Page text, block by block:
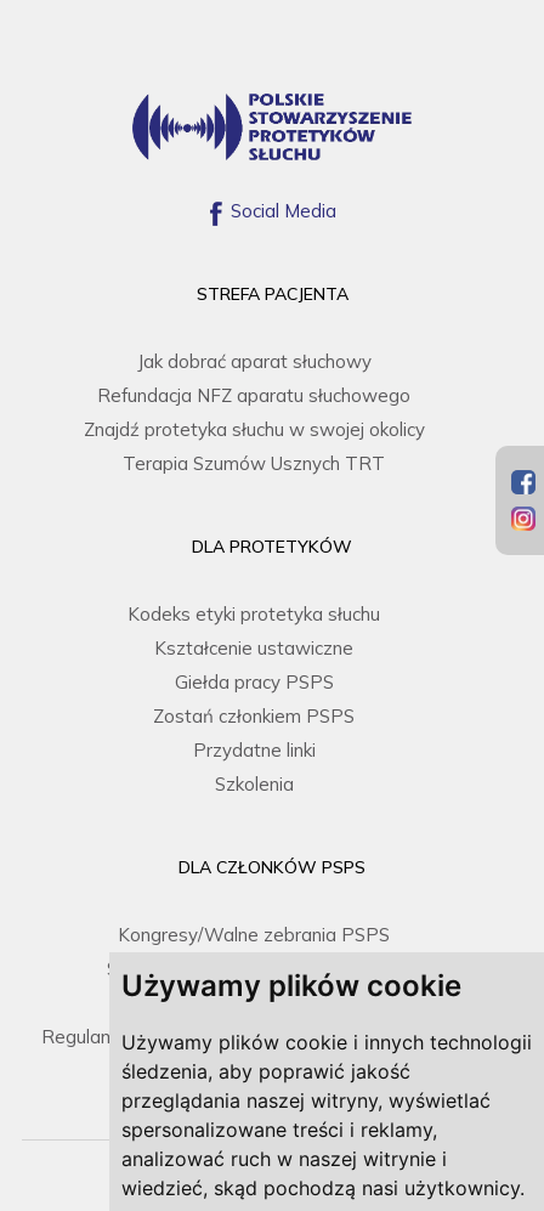
Używamy plików cookie
Używamy plików cookie i innych technologii
śledzenia, aby poprawić jakość
przeglądania naszej witryny, wyświetlać
spersonalizowane treści i reklamy,
analizować ruch w naszej witrynie i
wiedzieć, skąd pochodzą nasi użytkownicy.
Social Media
STREFA PACJENTA
Jak dobrać aparat słuchowy
Refundacja NFZ aparatu słuchowego
Znajdź protetyka słuchu w swojej okolicy
Terapia Szumów Usznych TRT
DLA PROTETYKÓW
Kodeks etyki protetyka słuchu
Kształcenie ustawiczne
Giełda pracy PSPS
Zostań członkiem PSPS
Przydatne linki
Szkolenia
DLA CZŁONKÓW PSPS
Kongresy/Walne zebrania PSPS
Spotkania Zarządu / Sprawozdania
Prawo i dokumenty
Regulamin umieszczenia gabinetu na mapce PSPS